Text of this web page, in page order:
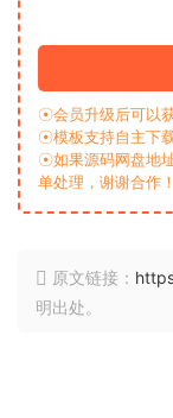
☉会员升级后可以
☉模板支持自主下
☉如果源码网盘地
单处理，谢谢合作！
原文链接：
明出处。